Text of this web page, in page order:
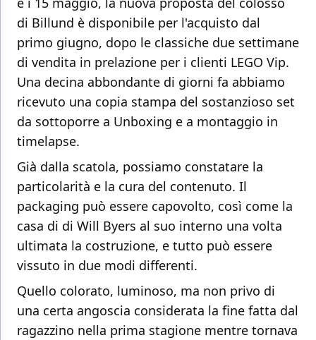
di Billund è disponibile per l'acquisto dal
primo giugno, dopo le classiche due settimane
di vendita in prelazione per i clienti LEGO Vip.
Una decina abbondante di giorni fa abbiamo
ricevuto una copia stampa del sostanzioso set
da sottoporre a Unboxing e a montaggio in
timelapse.
Già dalla scatola, possiamo constatare la
particolarità e la cura del contenuto. Il
packaging può essere capovolto, così come la
casa di di Will Byers al suo interno una volta
ultimata la costruzione, e tutto può essere
vissuto in due modi differenti.
Quello colorato, luminoso, ma non privo di
una certa angoscia considerata la fine fatta dal
ragazzino nella prima stagione mentre tornava